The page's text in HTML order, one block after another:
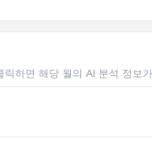
하면 해당 월의 AI 분석 정보